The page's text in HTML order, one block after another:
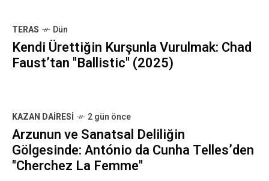
TERAS Dün
Kendi Ürettiğin Kurşunla Vurulmak: Chad
Faust’tan "Ballistic" (2025)
KAZAN DAIRESI 2 gün önce
Arzunun ve Sanatsal Deliliğin
Gölgesinde: António da Cunha Telles’den
"Cherchez La Femme"